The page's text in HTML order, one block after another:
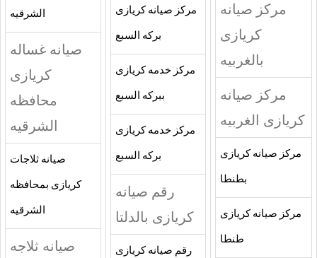
مركز صيانه
كريازى
بالغربيه
مركز صيانه
كريازى الغربيه
مركز صيانه كريازى
بطنطا
مركز صيانه كريازى
طنطا
مركز صيانه كريازى
بركه السبع
مركز خدمه كريازى
ببركه السبع
مركز خدمه كريازى
بركه السبع
رقم صيانه
كريازى بالدلتا
رقم صيانه كريازى
الشرقيه
صيانه غساله
كريازى
محافظه
الشرقيه
صيانه ثلاجات
كريازى بمحافظه
الشرقيه
صيانه ثلاجه